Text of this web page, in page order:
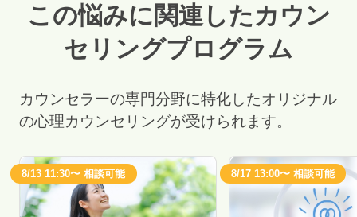
この悩みに関連したカウン
セリングプログラム
カウンセラーの専門分野に特化したオリジナル
の心理カウンセリングが受けられます。
8/13 11:30〜 相談可能 8/17 13:00〜 相談可能